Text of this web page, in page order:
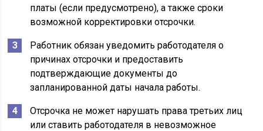
платы (если предусмотрено), а также сроки
возможной корректировки отсрочки.
Работник обязан уведомить работодателя о
причинах отсрочки и предоставить
подтверждающие документы до
запланированной даты начала работы.
Отсрочка не может нарушать права третьих лиц
или ставить работодателя в невозможное